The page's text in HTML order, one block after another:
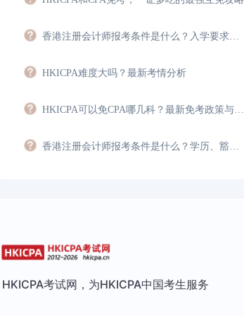
HKICPA难度大吗？最新考情分析
HKICPA考试网，为HKICPA中国考生服务